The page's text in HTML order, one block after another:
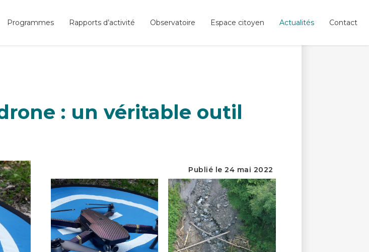
Programmes Rapports d’activité Observatoire Espace citoyen Actualités Contact
: un véritable outil
Publié le 24 mai 2022